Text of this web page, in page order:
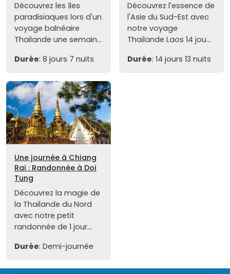
Découvrez les îles
paradisiaques lors d'un
voyage balnéaire
Thailande une semain...
Durée: 8 jours 7 nuits
Découvrez l'essence de
l'Asie du Sud-Est avec
notre voyage
Thaïlande Laos 14 jou...
Durée: 14 jours 13 nuits
Une journée à Chiang
Rai : Randonnée à Doi
Tung
Découvrez la magie de
la Thaïlande du Nord
avec notre petit
randonnée de 1 jour...
Durée: Demi-journée